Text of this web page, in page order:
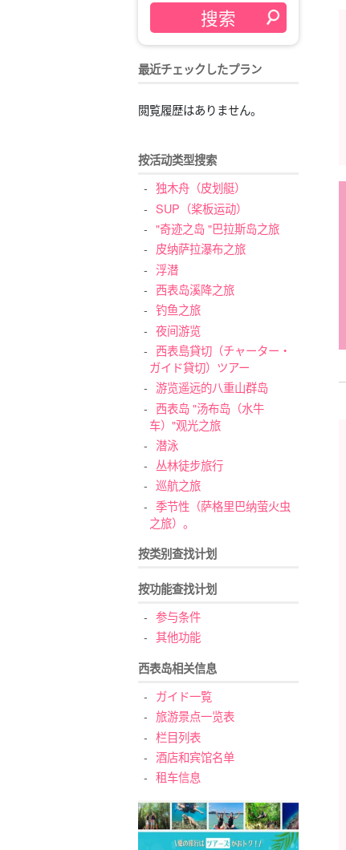
最近チェックしたプラン
閲覧履歴はありません。
按活动类型搜索
独木舟（皮划艇）
SUP（桨板运动）
"奇迹之岛 "巴拉斯岛之旅
皮纳萨拉瀑布之旅
浮潜
西表岛溪降之旅
钓鱼之旅
夜间游览
西表島貸切（チャーター・
ガイド貸切）ツアー
游览遥远的八重山群岛
西表岛 "汤布岛（水牛
车）"观光之旅
潜泳
丛林徒步旅行
巡航之旅
季节性（萨格里巴纳萤火虫
之旅）。
按类别查找计划
按功能查找计划
参与条件
其他功能
西表岛相关信息
ガイド一覧
旅游景点一览表
栏目列表
酒店和宾馆名单
租车信息